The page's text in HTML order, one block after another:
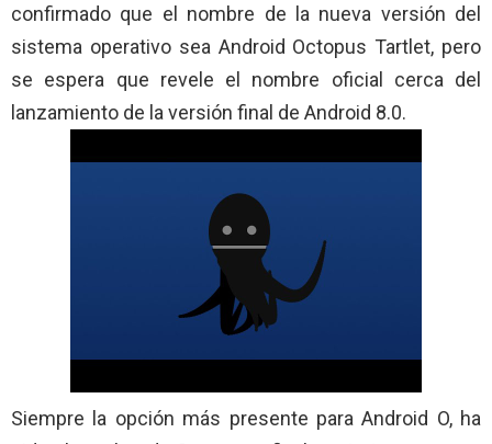
confirmado que el nombre de la nueva versión del
sistema operativo sea Android Octopus Tartlet, pero
se espera que revele el nombre oficial cerca del
lanzamiento de la versión final de Android 8.0.
Siempre la opción más presente para Android O, ha